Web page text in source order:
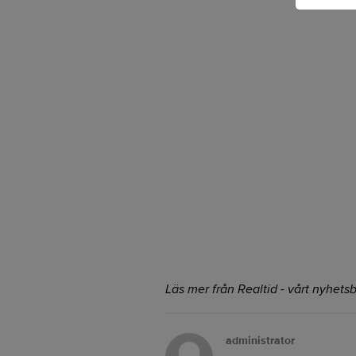
Läs mer från Realtid - vårt
administrator